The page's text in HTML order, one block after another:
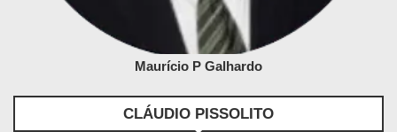
Maurício P Galhardo
CLÁUDIO PISSOLITO